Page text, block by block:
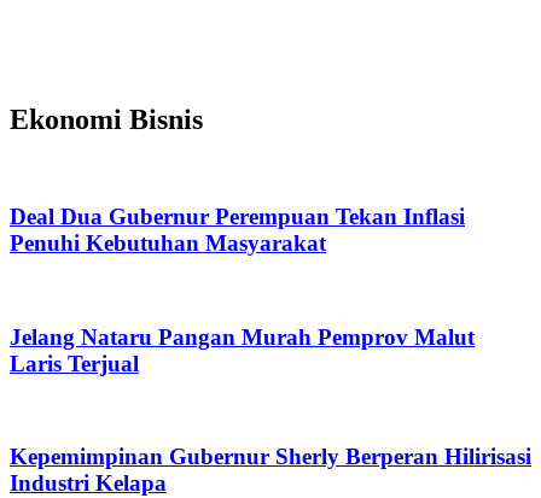
Ekonomi Bisnis
Deal Dua Gubernur Perempuan Tekan Inflasi
Penuhi Kebutuhan Masyarakat
Jelang Nataru Pangan Murah Pemprov Malut
Laris Terjual
Kepemimpinan Gubernur Sherly Berperan Hilirisasi
Industri Kelapa